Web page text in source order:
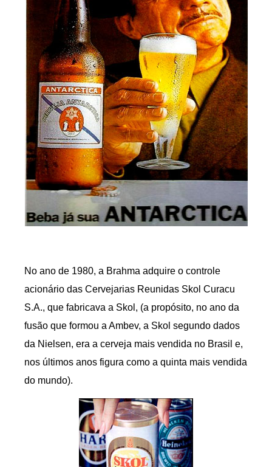
No ano de 1980, a Brahma adquire o controle
acionário das Cervejarias Reunidas Skol Curacu
S.A., que fabricava a Skol, (a propósito, no ano da
fusão que formou a Ambev, a Skol segundo dados
da Nielsen, era a cerveja mais vendida no Brasil e,
nos últimos anos figura como a quinta mais vendida
do mundo).